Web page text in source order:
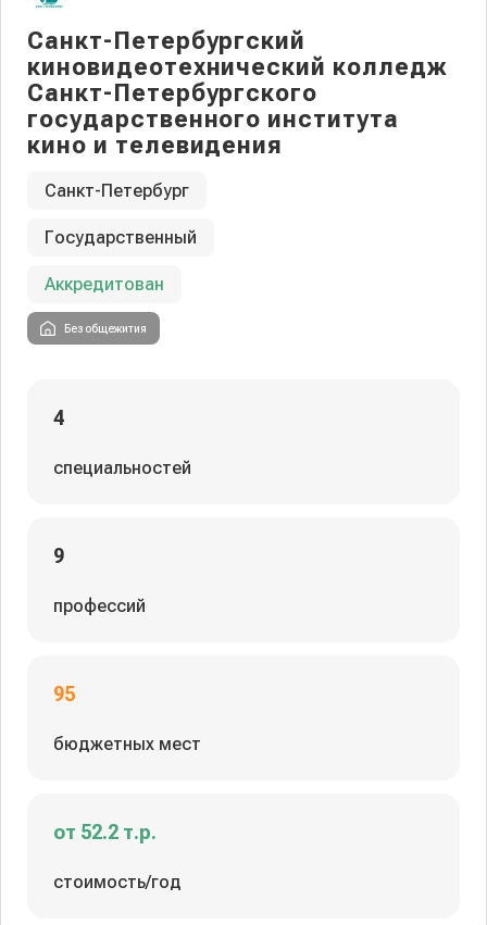
Санкт-Петербургский
киновидеотехнический колледж
Санкт-Петербургского
государственного института
кино и телевидения
Санкт-Петербург
Государственный
Аккредитован
Без общежития
4
специальностей
9
профессий
95
бюджетных мест
от 52.2 т.р.
стоимость/год